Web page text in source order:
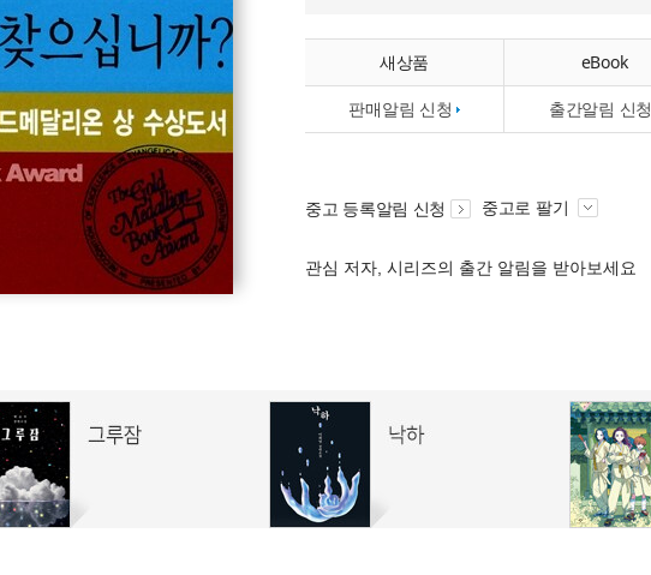
새상품 eBook
판매알림 신청 출간알림 신청
중고 등록알림 신청 중고로 팔기
관심 저자, 시리즈의 출간 알림을 받아보세요